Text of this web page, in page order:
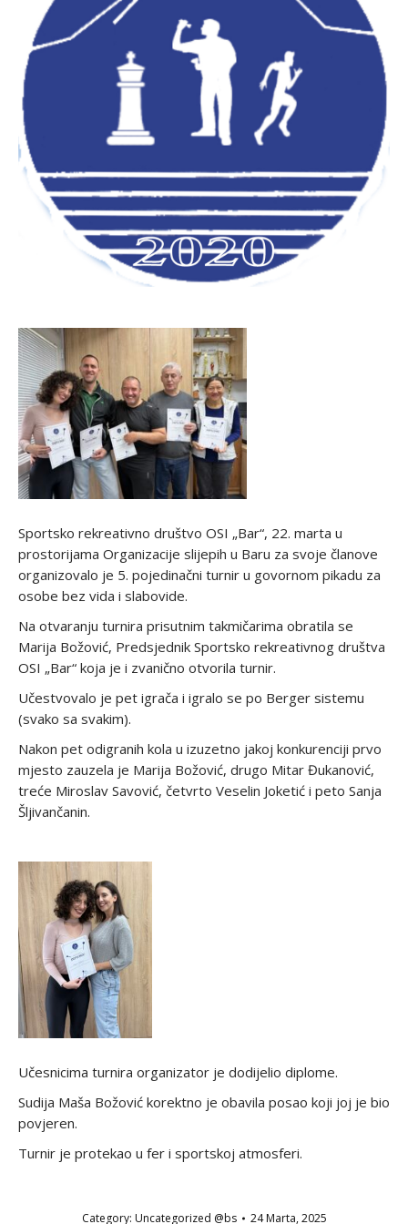
Sportsko rekreativno društvo OSI „Bar“, 22. marta u
prostorijama Organizacije slijepih u Baru za svoje članove
organizovalo je 5. pojedinačni turnir u govornom pikadu za
osobe bez vida i slabovide.
Na otvaranju turnira prisutnim takmičarima obratila se
Marija Božović, Predsjednik Sportsko rekreativnog društva
OSI „Bar“ koja je i zvanično otvorila turnir.
Učestvovalo je pet igrača i igralo se po Berger sistemu
(svako sa svakim).
Nakon pet odigranih kola u izuzetno jakoj konkurenciji prvo
mjesto zauzela je Marija Božović, drugo Mitar Đukanović,
treće Miroslav Savović, četvrto Veselin Joketić i peto Sanja
Šljivančanin.
Učesnicima turnira organizator je dodijelio diplome.
Sudija Maša Božović korektno je obavila posao koji joj je bio
povjeren.
Turnir je protekao u fer i sportskoj atmosferi.
Category: Uncategorized @bs 24 Marta, 2025